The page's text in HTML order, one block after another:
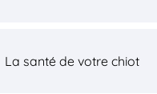
La santé de votre chiot